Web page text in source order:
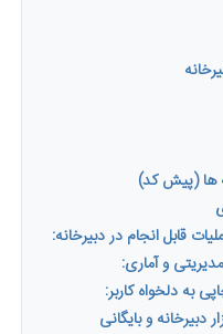
ها (پیش کد)
قابل انجام در دبیرخانه:
و آماری:
به دلخواه کاربر:
دبیرخانه و بایگانی